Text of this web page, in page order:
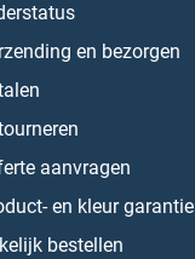
en bezorgen
aanvragen
en kleur garantie
bestellen